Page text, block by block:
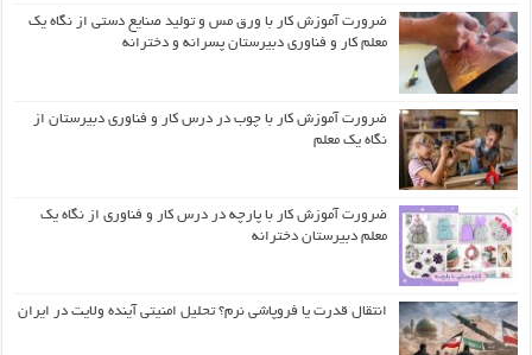
ضرورت آموزش کار با ورق مس و تولید صنایع دستی از نگاه یک
معلم کار و فناوری دبیرستان پسرانه و دخترانه
ضرورت آموزش کار با چوب در درس کار و فناوری دبیرستان از
نگاه یک معلم
ضرورت آموزش کار با پارچه در درس کار و فناوری از نگاه یک
معلم دبیرستان دخترانه
انتقال قدرت یا فروپاشی نرم؟ تحلیل امنیتی آینده ولایت در ایران